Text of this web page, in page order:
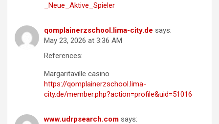
_Neue_Aktive_Spieler
qomplainerzschool.lima-city.de says:
May 23, 2026 at 3:36 AM
References:
Margaritaville casino
https://qomplainerzschool.lima-
city.de/member.php?action=profile&uid=51016
www.udrpsearch.com says: